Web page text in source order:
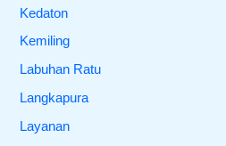
Kedaton
Kemiling
Labuhan Ratu
Langkapura
Layanan